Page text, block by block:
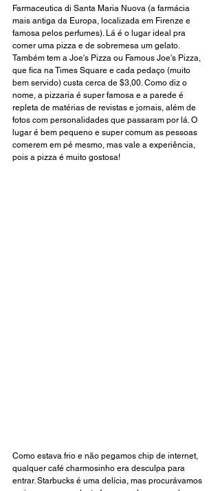
Farmaceutica di Santa Maria Nuova (a farmácia
mais antiga da Europa, localizada em Firenze e
famosa pelos perfumes). Lá é o lugar ideal pra
comer uma pizza e de sobremesa um gelato.
Também tem a Joe's Pizza ou Famous Joe's Pizza,
que fica na Times Square e cada pedaço (muito
bem servido) custa cerca de $3,00. Como diz o
nome, a pizzaria é super famosa e a parede é
repleta de matérias de revistas e jornais, além de
fotos com personalidades que passaram por lá. O
lugar é bem pequeno e super comum as pessoas
comerem em pé mesmo, mas vale a experiência,
pois a pizza é muito gostosa!
Como estava frio e não pegamos chip de internet,
qualquer café charmosinho era desculpa para
entrar. Starbucks é uma delícia, mas procurávamos